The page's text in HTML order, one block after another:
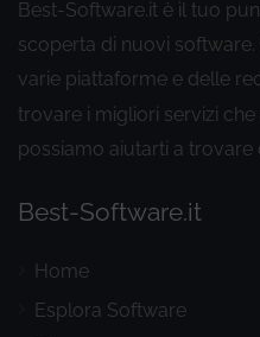
Best-Software.it è il tuo
scoperta di nuovi
varie piattaforme e delle
trovare i migliori servizi
possiamo aiutarti a trovare
Best-Software.it
Home
Esplora Software